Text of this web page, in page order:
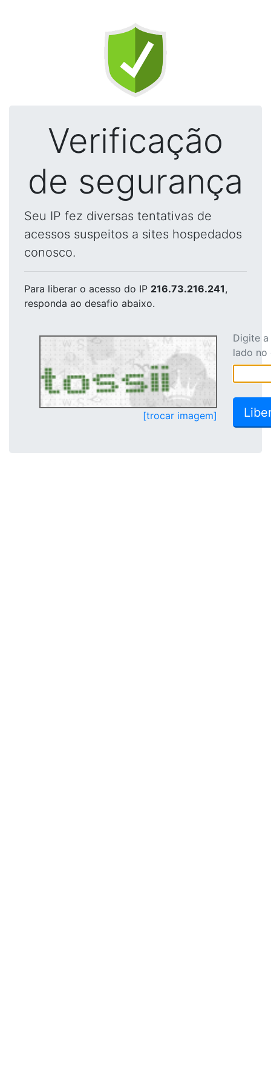
Verificação
de segurança
Seu IP fez diversas tentativas de
acessos suspeitos a sites hospedados
conosco.
Para liberar o acesso do IP 216.73.216.241,
responda ao desafio abaixo.
[trocar imagem]
Digite
lado no